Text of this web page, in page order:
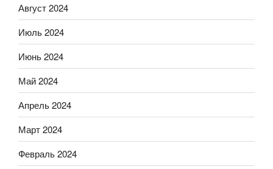
Август 2024
Июль 2024
Июнь 2024
Май 2024
Апрель 2024
Март 2024
Февраль 2024